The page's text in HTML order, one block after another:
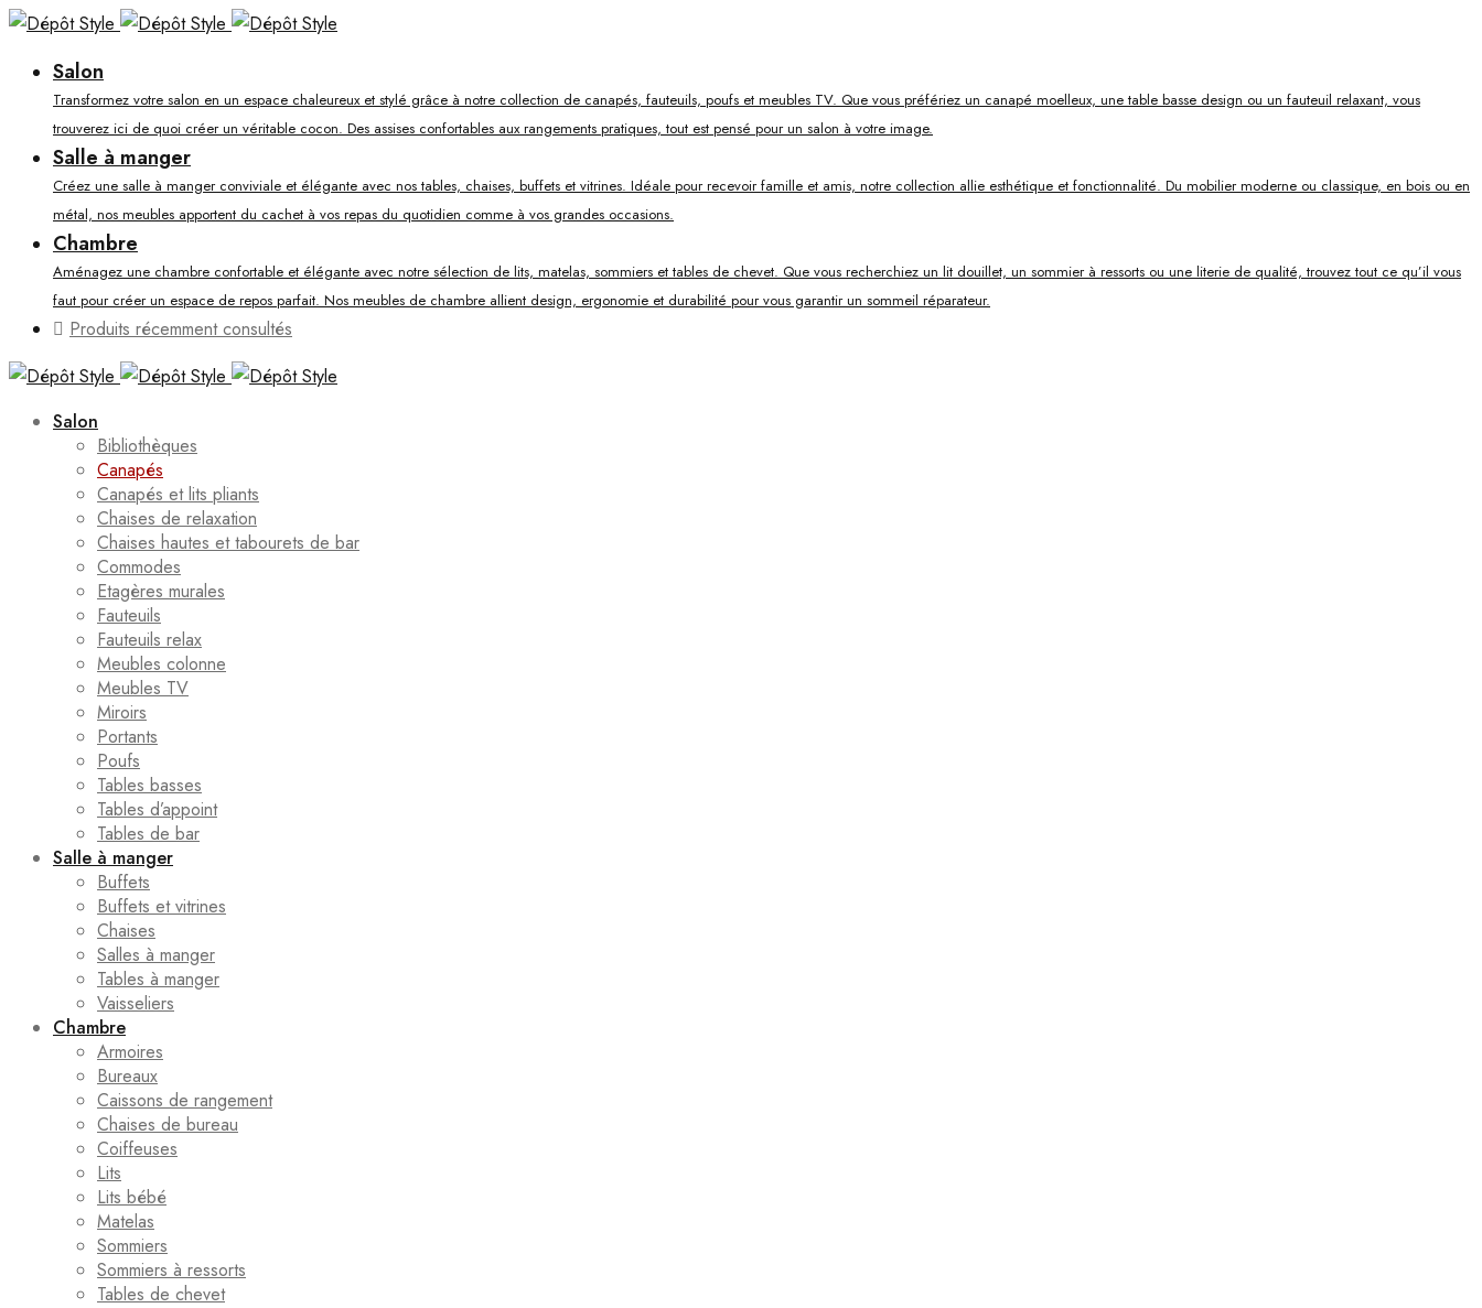
Salon
Transformez votre salon en un espace chaleureux et stylé grâce à notre collection de canapés, fauteuils, poufs et meubles TV. Que vous préfériez un canapé moelleux, une table basse design ou un fauteuil relaxant, vous
trouverez ici de quoi créer un véritable cocon. Des assises confortables aux rangements pratiques, tout est pensé pour un salon à votre image.
Salle à manger
Créez une salle à manger conviviale et élégante avec nos tables, chaises, buffets et vitrines. Idéale pour recevoir famille et amis, notre collection allie esthétique et fonctionnalité. Du mobilier moderne ou classique, en bois ou en
métal, nos meubles apportent du cachet à vos repas du quotidien comme à vos grandes occasions.
Chambre
Aménagez une chambre confortable et élégante avec notre sélection de lits, matelas, sommiers et tables de chevet. Que vous recherchiez un lit douillet, un sommier à ressorts ou une literie de qualité, trouvez tout ce qu’il vous
faut pour créer un espace de repos parfait. Nos meubles de chambre allient design, ergonomie et durabilité pour vous garantir un sommeil réparateur.
Produits récemment consultés
Salon
Bibliothèques
Canapés
Canapés et lits pliants
Chaises de relaxation
Chaises hautes et tabourets de bar
Commodes
Etagères murales
Fauteuils
Fauteuils relax
Meubles colonne
Meubles TV
Miroirs
Portants
Poufs
Tables basses
Tables d’appoint
Tables de bar
Salle à manger
Buffets
Buffets et vitrines
Chaises
Salles à manger
Tables à manger
Vaisseliers
Chambre
Armoires
Bureaux
Caissons de rangement
Chaises de bureau
Coiffeuses
Lits
Lits bébé
Matelas
Sommiers
Sommiers à ressorts
Tables de chevet